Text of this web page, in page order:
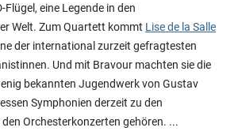
eine Legende in den
Welt. Zum Quartett kommt Lise de la Salle
der international zurzeit gefragtesten
Und mit Bravour machten sie die
bekannten Jugendwerk von Gustav
Symphonien derzeit zu den
Orchesterkonzerten gehören. ...